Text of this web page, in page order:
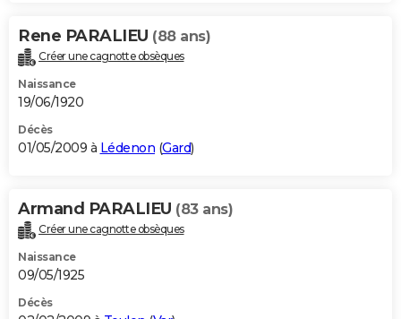
Rene PARALIEU (88 ans)
Créer une cagnotte obsèques
Naissance
19/06/1920
Décès
01/05/2009 à Lédenon (Gard)
Armand PARALIEU (83 ans)
Créer une cagnotte obsèques
Naissance
09/05/1925
Décès